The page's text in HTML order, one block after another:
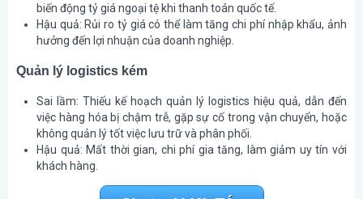
biến động tỷ giá ngoại tệ khi thanh toán quốc tế.
Hậu quả: Rủi ro tỷ giá có thể làm tăng chi phí nhập khẩu, ảnh
hưởng đến lợi nhuận của doanh nghiệp.
Quản lý logistics kém
Sai lầm: Thiếu kế hoạch quản lý logistics hiệu quả, dẫn đến
việc hàng hóa bị chậm trễ, gặp sự cố trong vận chuyển, hoặc
không quản lý tốt việc lưu trữ và phân phối.
Hậu quả: Mất thời gian, chi phí gia tăng, làm giảm uy tín với
khách hàng.